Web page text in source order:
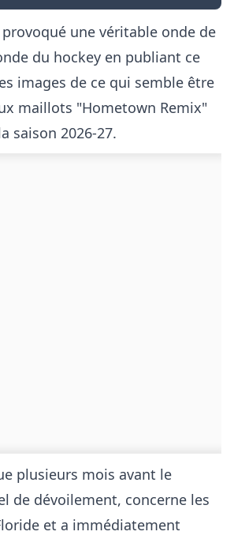
une véritable onde de
du hockey en publiant ce
images de ce qui semble être
maillots "Hometown Remix"
saison 2026-27.
plusieurs mois avant le
de dévoilement, concerne les
et a immédiatement